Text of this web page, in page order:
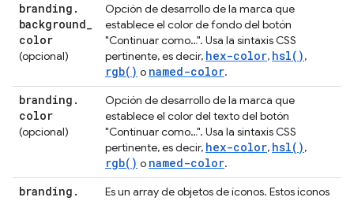
branding .
background_
color
(opcional)
Opción de desarrollo de la marca que
establece el color de fondo del botón
"Continuar como…". Usa la sintaxis CSS
pertinente, es decir, hex-color, hsl(),
rgb() o named-color.
branding .
color
(opcional)
Opción de desarrollo de la marca que
establece el color del texto del botón
"Continuar como…". Usa la sintaxis CSS
pertinente, es decir, hex-color, hsl(),
rgb() o named-color.
branding .
Es un array de objetos de íconos. Estos íconos